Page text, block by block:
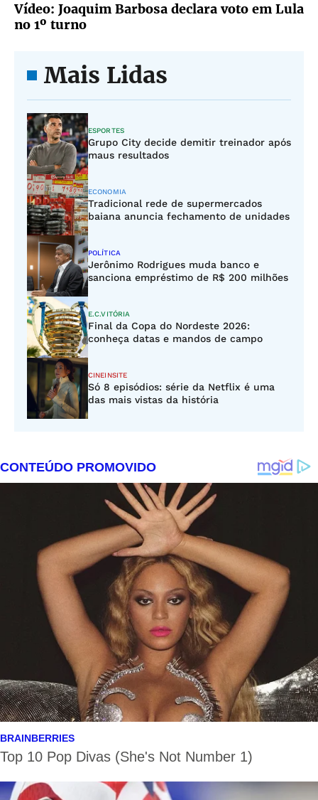
Vídeo: Joaquim Barbosa declara voto em Lula
no 1º turno
Mais Lidas
ESPORTES
Grupo City decide demitir treinador após
maus resultados
ECONOMIA
Tradicional rede de supermercados
baiana anuncia fechamento de unidades
POLÍTICA
Jerônimo Rodrigues muda banco e
sanciona empréstimo de R$ 200 milhões
E.C.VITÓRIA
Final da Copa do Nordeste 2026:
conheça datas e mandos de campo
CINEINSITE
Só 8 episódios: série da Netflix é uma
das mais vistas da história